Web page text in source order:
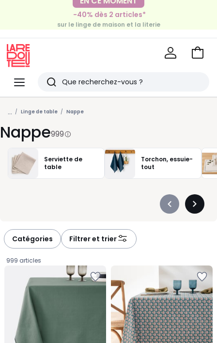
EN CE MOMENT
-30€ tous les 100€*
sur le meuble & la déco
-40% dès 2 articles*
sur le linge de maison et la literie
Menu
Redoute
Rechercher
Derniers
articles
vus
Voir
... Linge de table Nappe
Nappe999
Serviette de
table
Torchon, essuie-
tout
Précédent
Catégories Filtrer et trier
999 articles